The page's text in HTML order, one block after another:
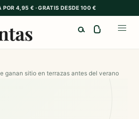
4,95 € · GRATIS DESDE 100 €
ganan sitio en terrazas antes del verano